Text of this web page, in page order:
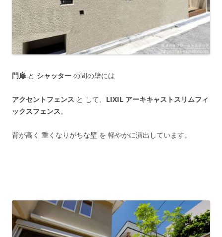
門扉 と シャッター の間の壁には
アクセントフェンス と して、 LIXIL アーキキャストスリムフィ
ックスフェンス。
背が高く 重くなりがちな壁 を 軽やかに演出しています。